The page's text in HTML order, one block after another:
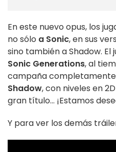
En este nuevo opus, los
no sólo a Sonic, en sus
sino también a Shadow.
Sonic Generations, al
campaña
Shadow, con niveles en
gran título... ¡Estamos
Y para ver los demás